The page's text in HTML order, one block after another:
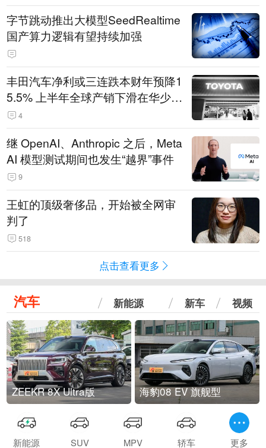
字节跳动推出大模型SeedRealtime
国产算力逻辑有望持续加强
丰田汽车净利或三连跌本财年预降1
5.5% 上半年全球产销下滑在华少卖
14.3万辆
4
继 OpenAI、Anthropic 之后，Meta
AI 模型测试期间也发生“越界”事件
9
王虹的顶级奢侈品，开始被全网审
判了
518
点击查看更多
汽车 新能源 新车 视频
ZEEKR 8X Ultra版 海豹08 EV 旗舰型
新能源 SUV MPV 轿车 更多